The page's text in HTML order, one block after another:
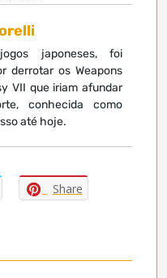
japoneses, foi
derrotar os Weapons
VII que iriam afundar
conhecida como
até hoje.
Share